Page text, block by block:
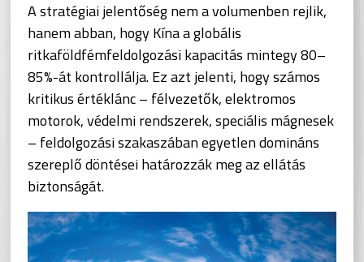
A stratégiai jelentőség nem a volumenben rejlik,
hanem abban, hogy Kína a globális
ritkaföldfémfeldolgozási kapacitás mintegy 80–
85%-át kontrollálja. Ez azt jelenti, hogy számos
kritikus értéklánc – félvezetők, elektromos
motorok, védelmi rendszerek, speciális mágnesek
– feldolgozási szakaszában egyetlen domináns
szereplő döntései határozzák meg az ellátás
biztonságát.